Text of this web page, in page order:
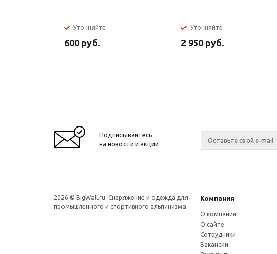
Уточняйте
600 руб.
Уточняйте
2 950 руб.
Подписывайтесь
на новости и акции
2026 © BigWall.ru: Снаряжение и одежда для
промышленного и спортивного альпинизма
Компания
О компании
О сайте
Сотрудники
Вакансии